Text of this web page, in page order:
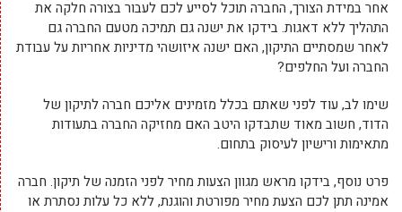
אחר במידת הצורך, החברה תוכל לסייע לכם לעבור בצורה חלקה את
התהליך ללא דאגות. בידקו את ישנה גם תמיכה מטעם החברה גם
לאחר שמסתיים התיקון, האם ישנה איזושהי מדיניות אחריות על עבודת
החברה ועל החלפים?
שימו לב, עוד לפני שאתם בכלל מזמינים אליכם חברה לתיקון של
הדוד, חשוב מאוד שתבדקו היטב האם מחזיקה החברה בתעודות
מתאימות ורישיון לעיסוק בתחום.
פרט נוסף, בידקו מראש מגוון הצעות מחיר לפני הזמנה של תיקון. חברה
אמינה תתן לכם הצעת מחיר מפורטת והוגנת, ללא כל עלות נסתרת או